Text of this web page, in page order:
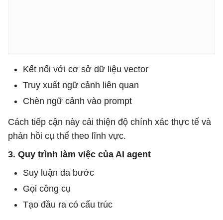
Kết nối với cơ sở dữ liệu vector
Truy xuất ngữ cảnh liên quan
Chèn ngữ cảnh vào prompt
Cách tiếp cận này cải thiện độ chính xác thực tế và
phản hồi cụ thể theo lĩnh vực.
3. Quy trình làm việc của AI agent
Suy luận đa bước
Gọi công cụ
Tạo đầu ra có cấu trúc